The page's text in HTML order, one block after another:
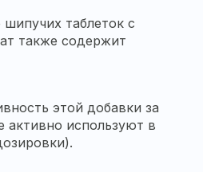
таблеток с
также содержит
этой добавки за
активно используют в